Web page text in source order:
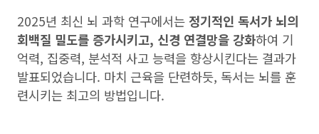
2025년 최신 뇌 과학 연구에서는 정기적인 독서가 뇌의
회백질 밀도를 증가시키고, 신경 연결망을 강화하여 기
억력, 집중력, 분석적 사고 능력을 향상시킨다는 결과가
발표되었습니다. 마치 근육을 단련하듯, 독서는 뇌를 훈
련시키는 최고의 방법입니다.